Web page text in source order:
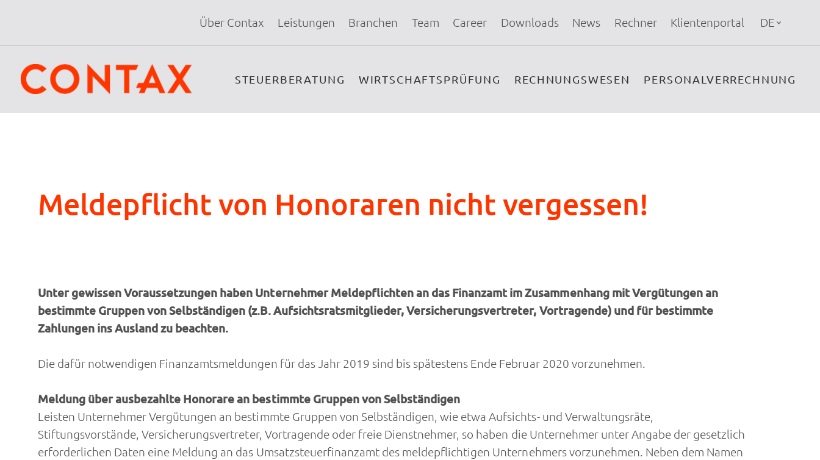
Über Contax Leistungen Branchen Team Career Downloads News Rechner Klientenportal DE
STEUERBERATUNG WIRTSCHAFTSPRÜFUNG RECHNUNGSWESEN PERSONALVERRECHNUNG
Meldepflicht von Honoraren nicht vergessen!
Unter gewissen Voraussetzungen haben Unternehmer Meldepflichten an das Finanzamt im Zusammenhang mit Vergütungen an
bestimmte Gruppen von Selbständigen (z.B. Aufsichtsratsmitglieder, Versicherungsvertreter, Vortragende) und für bestimmte
Zahlungen ins Ausland zu beachten.
Die dafür notwendigen Finanzamtsmeldungen für das Jahr 2019 sind bis spätestens Ende Februar 2020 vorzunehmen.
Meldung über ausbezahlte Honorare an bestimmte Gruppen von Selbständigen
Leisten Unternehmer Vergütungen an bestimmte Gruppen von Selbständigen, wie etwa Aufsichts- und Verwaltungsräte,
Stiftungsvorstände, Versicherungsvertreter, Vortragende oder freie Dienstnehmer, so haben die Unternehmer unter Angabe der gesetzlich
erforderlichen Daten eine Meldung an das Umsatzsteuerfinanzamt des meldepflichtigen Unternehmers vorzunehmen. Neben dem Namen